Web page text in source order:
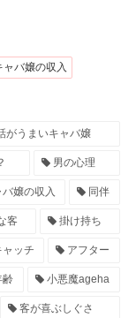
ャバ嬢の収入
がうまいキャバ嬢
男の心理
嬢の収入 同伴
客 掛け持ち
ッチ アフター
齢 小悪魔ageha
客が喜ぶしぐさ